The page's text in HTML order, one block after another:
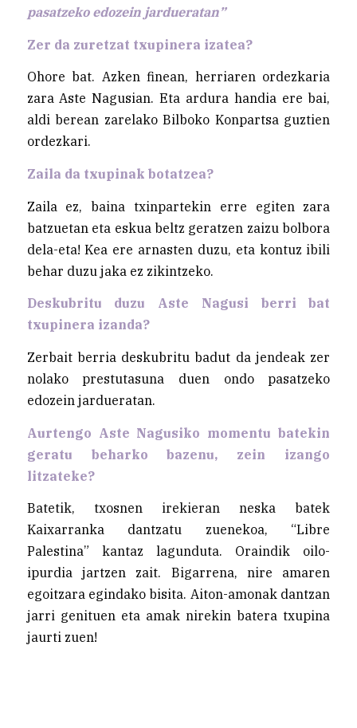
pasatzeko edozein jardueratan”
Zer da zuretzat txupinera izatea?
Ohore bat. Azken finean, herriaren ordezkaria
zara Aste Nagusian. Eta ardura handia ere bai,
aldi berean zarelako Bilboko Konpartsa guztien
ordezkari.
Zaila da txupinak botatzea?
Zaila ez, baina txinpartekin erre egiten zara
batzuetan eta eskua beltz geratzen zaizu bolbora
dela-eta! Kea ere arnasten duzu, eta kontuz ibili
behar duzu jaka ez zikintzeko.
Deskubritu duzu Aste Nagusi berri bat
txupinera izanda?
Zerbait berria deskubritu badut da jendeak zer
nolako prestutasuna duen ondo pasatzeko
edozein jardueratan.
Aurtengo Aste Nagusiko momentu batekin
geratu beharko bazenu, zein izango
litzateke?
Batetik, txosnen irekieran neska batek
Kaixarranka dantzatu zuenekoa, “Libre
Palestina” kantaz lagunduta. Oraindik oilo-
ipurdia jartzen zait. Bigarrena, nire amaren
egoitzara egindako bisita. Aiton-amonak dantzan
jarri genituen eta amak nirekin batera txupina
jaurti zuen!